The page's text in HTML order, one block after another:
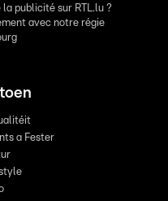
la publicité sur RTL.lu ?
avec notre régie
a Fester